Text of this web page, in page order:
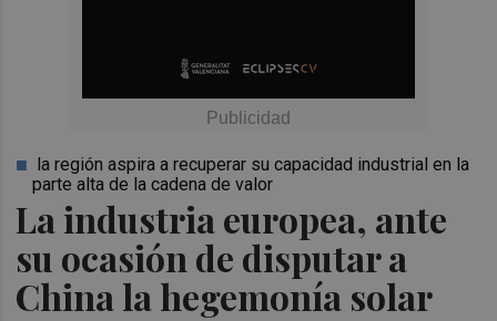
La industria europea, ante
su ocasión de disputar a
China la hegemonía solar
la región aspira a recuperar su capacidad industrial en la
parte alta de la cadena de valor